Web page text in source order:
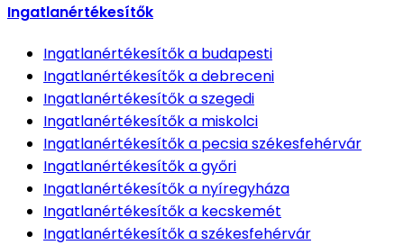
Ingatlanértékesítők
Ingatlanértékesítőka budapesti
Ingatlanértékesítőka debreceni
Ingatlanértékesítőka szegedi
Ingatlanértékesítőka miskolci
Ingatlanértékesítőka pecsia székesfehérvár
Ingatlanértékesítőka győri
Ingatlanértékesítőka nyíregyháza
Ingatlanértékesítőka kecskemét
Ingatlanértékesítőka székesfehérvár